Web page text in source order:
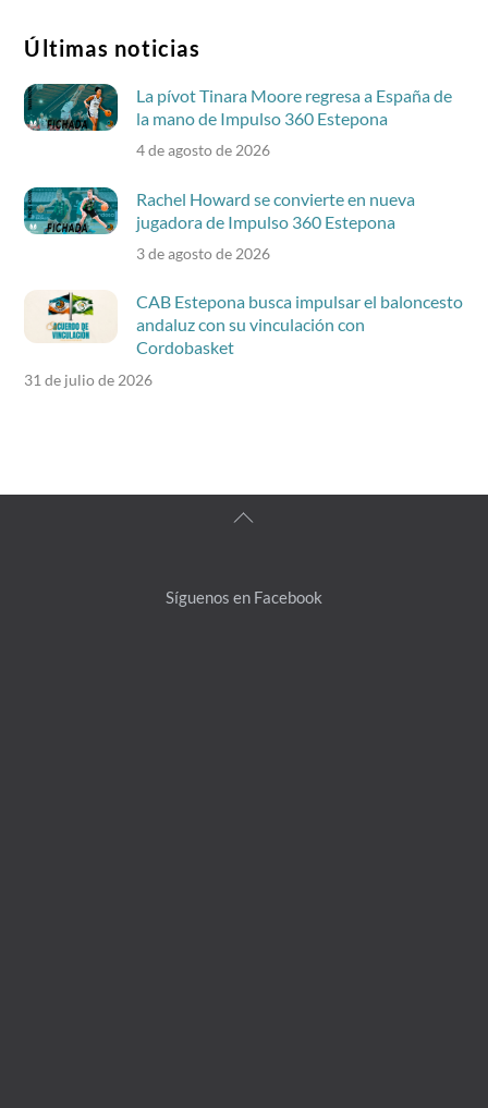
Últimas noticias
La pívot Tinara Moore regresa a España de
la mano de Impulso 360 Estepona
4 de agosto de 2026
Rachel Howard se convierte en nueva
jugadora de Impulso 360 Estepona
3 de agosto de 2026
CAB Estepona busca impulsar el baloncesto
andaluz con su vinculación con
Cordobasket
31 de julio de 2026
Back
Síguenos en Facebook